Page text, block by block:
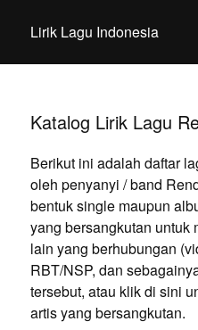
Lirik Lagu Indonesia
Katalog Lirik Lagu
Berikut ini adalah daftar
oleh penyanyi / band
bentuk single maupun
yang bersangkutan untuk
lain yang berhubungan
RBT/NSP, dan
tersebut, atau klik di sini
artis yang bersangkutan.